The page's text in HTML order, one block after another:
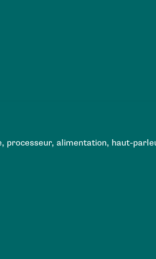
processeur, alimentation, haut-